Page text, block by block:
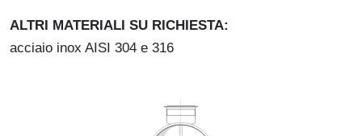
ALTRI MATERIALI SU RICHIESTA:
acciaio inox AISI 304 e 316